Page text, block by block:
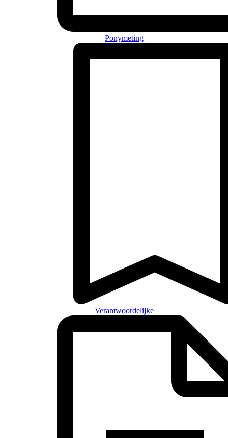
Ponymeting
Verantwoordelijke